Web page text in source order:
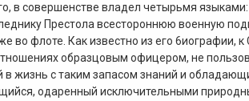
в совершенстве владел четырьмя
Престола всестороннюю военную
во флоте. Как известно из его
образцовым офицером, не
жизнь с таким запасом знаний и
одаренный исключительными